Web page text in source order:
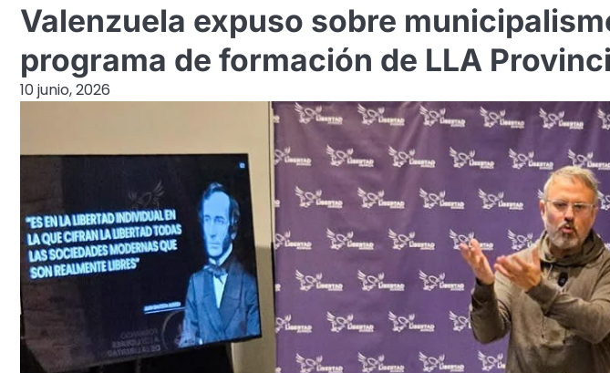
Valenzuela expuso sobre
programa de formación de LLA
10 junio, 2026